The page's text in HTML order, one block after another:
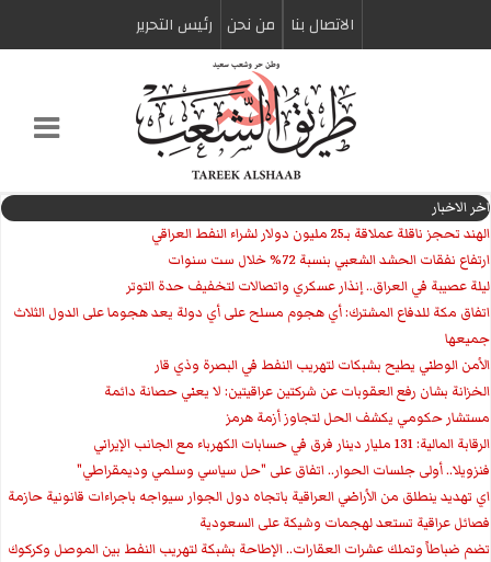
الاتصال بنا من نحن رئیس التحریر
اخر الاخبار
الهند تحجز ناقلة عملاقة بـ25 مليون دولار لشراء النفط العراقي
ارتفاع نفقات الحشد الشعبي بنسبة 72% خلال ست سنوات
ليلة عصيبة في العراق.. إنذار عسكري واتصالات لتخفيف حدة التوتر
‏اتفاق مكة للدفاع المشترك: أي هجوم مسلح على أي دولة يعد هجوما على الدول الثلاث
جميعها
الأمن الوطني يطيح بشبكات لتهريب النفط في البصرة وذي قار
الخزانة بشان رفع العقوبات عن شركتين عراقيتين: لا يعني حصانة دائمة
مستشار حكومي يكشف الحل لتجاوز أزمة هرمز
الرقابة المالية: 131 مليار دينار فرق في حسابات الكهرباء مع الجانب الإيراني
فنزويلا.. أولى جلسات الحوار.. اتفاق على "حل سياسي وسلمي وديمقراطي"
اي تهديد ينطلق من الأراضي العراقية باتجاه دول الجوار سيواجه باجراءات قانونية حازمة
فصائل عراقية تستعد لهجمات وشيكة على السعودية
تضم ضباطاً وتملك عشرات العقارات.. الإطاحة بشبكة لتهريب النفط بين الموصل وكركوك